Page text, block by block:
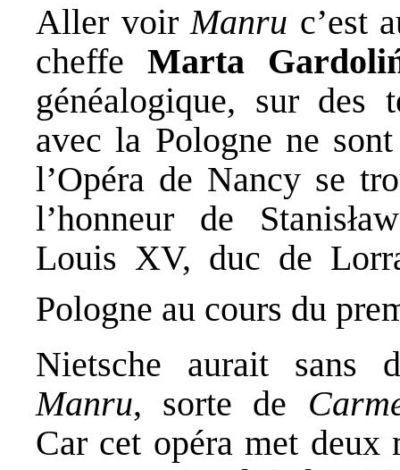
Aller voir Manru c’est
cheffeMarta
généalogique, sur des
avec la Pologne ne
l’Opéra de Nancy se
l’honneur de
Louis XV, duc de
Pologne au cours du
Nietsche aurait sans
Manru, sorte de
Car cet opéra met deux